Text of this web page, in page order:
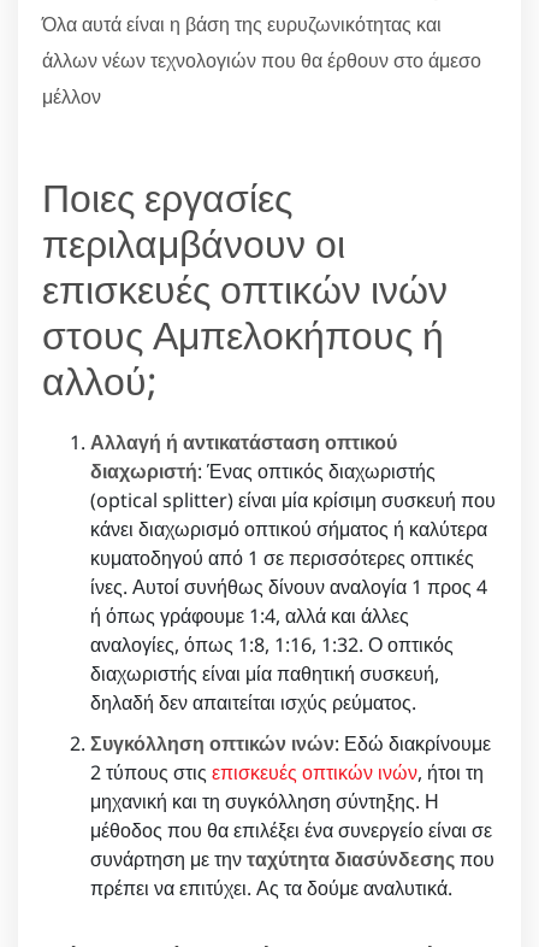
Όλα αυτά είναι η βάση της ευρυζωνικότητας και
άλλων νέων τεχνολογιών που θα έρθουν στο άμεσο
μέλλον
Ποιες εργασίες
περιλαμβάνουν οι
επισκευές οπτικών ινών
στους Αμπελοκήπους ή
αλλού;
Αλλαγή ή αντικατάσταση οπτικού
διαχωριστή: Ένας οπτικός διαχωριστής
(optical splitter) είναι μία κρίσιμη συσκευή που
κάνει διαχωρισμό οπτικού σήματος ή καλύτερα
κυματοδηγού από 1 σε περισσότερες οπτικές
ίνες. Αυτοί συνήθως δίνουν αναλογία 1 προς 4
ή όπως γράφουμε 1:4, αλλά και άλλες
αναλογίες, όπως 1:8, 1:16, 1:32. Ο οπτικός
διαχωριστής είναι μία παθητική συσκευή,
δηλαδή δεν απαιτείται ισχύς ρεύματος.
Συγκόλληση οπτικών ινών: Εδώ διακρίνουμε
2 τύπους στις επισκευές οπτικών ινών, ήτοι τη
μηχανική και τη συγκόλληση σύντηξης. Η
μέθοδος που θα επιλέξει ένα συνεργείο είναι σε
συνάρτηση με τηνταχύτητα διασύνδεσηςπου
πρέπει να επιτύχει. Ας τα δούμε αναλυτικά.